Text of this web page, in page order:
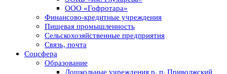
ООО «Гофротара»
Финансово-кредитные учреждения
Пищевая промышленность
Сельскохозяйственные предприятия
Связь, почта
Соцсфера
Образование
Дошкольные учреждения р. п. Приволжский